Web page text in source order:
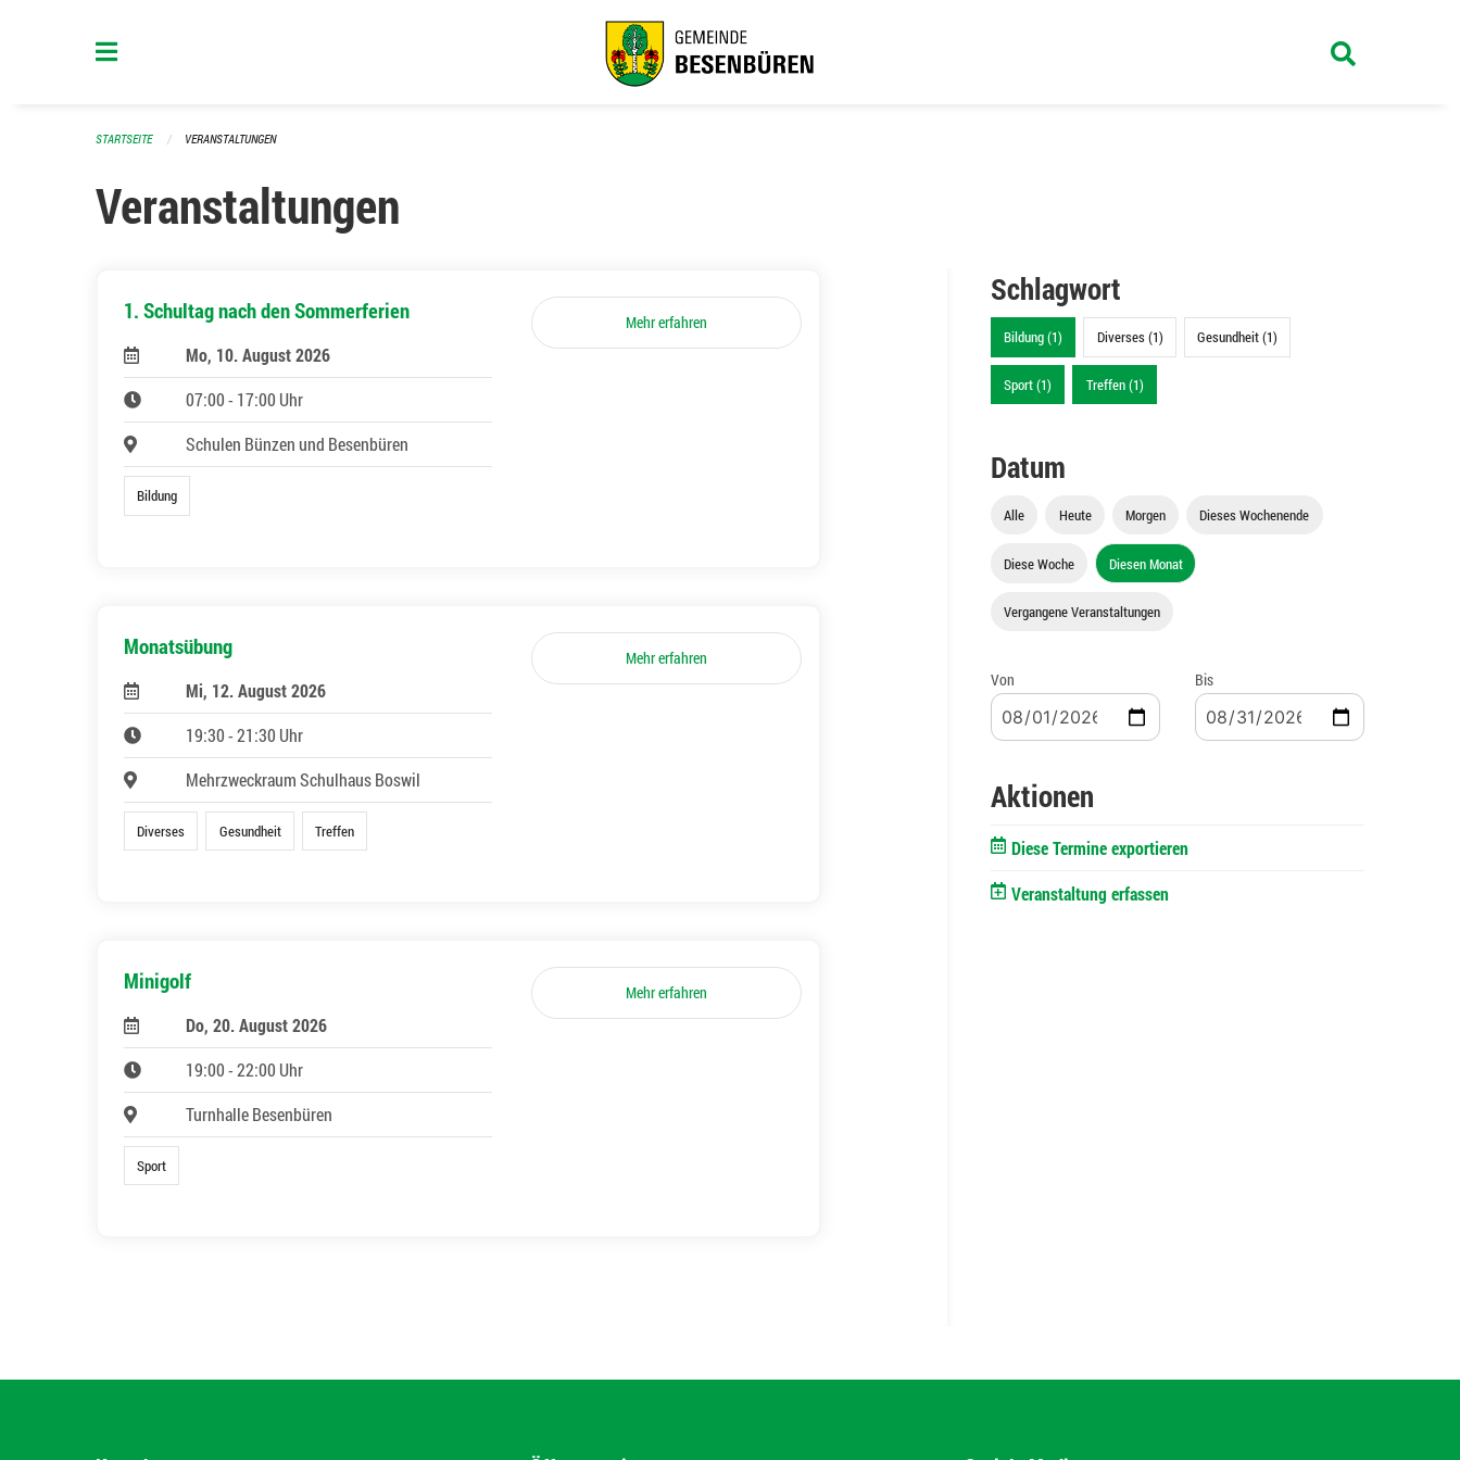
STARTSEITE VERANSTALTUNGEN
Veranstaltungen
1. Schultag nach den Sommerferien
Mo, 10. August 2026
07:00 - 17:00 Uhr
Schulen Bünzen und Besenbüren
Bildung
Mehr erfahren
Monatsübung
Mi, 12. August 2026
19:30 - 21:30 Uhr
Mehrzweckraum Schulhaus Boswil
Diverses Gesundheit Treffen
Mehr erfahren
Minigolf
Do, 20. August 2026
19:00 - 22:00 Uhr
Turnhalle Besenbüren
Sport
Mehr erfahren
Schlagwort
Bildung (1) Diverses (1) Gesundheit (1)
Sport (1) Treffen (1)
Datum
Alle Heute Morgen Dieses Wochenende
Diese Woche Diesen Monat
Vergangene Veranstaltungen
Von Bis
Aktionen
Diese Termine exportieren
Veranstaltung erfassen